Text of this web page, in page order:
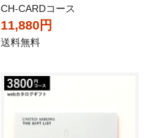
CH-CARDコース
11,880円
送料無料